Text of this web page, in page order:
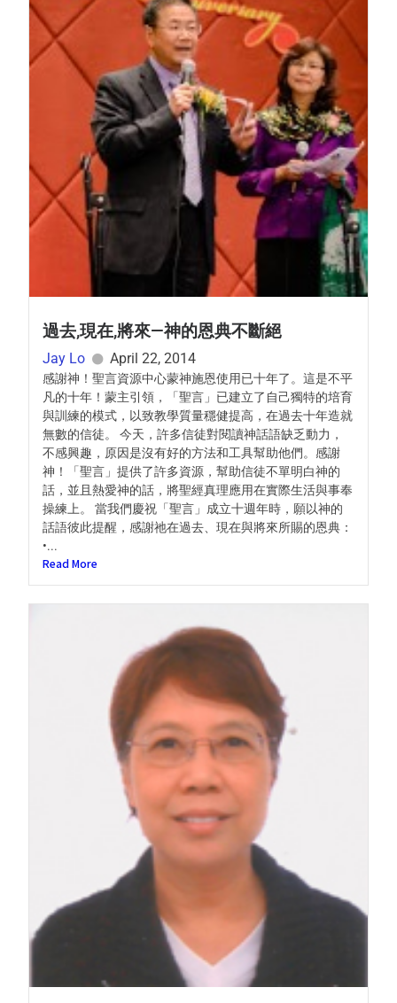
過去,現在,將來—神的恩典不斷絕
Jay Lo April 22, 2014
感謝神！聖言資源中心蒙神施恩使用已十年了。這是不平
凡的十年！蒙主引領，「聖言」已建立了自己獨特的培育
與訓練的模式，以致教學質量穩健提高，在過去十年造就
無數的信徒。 今天，許多信徒對閱讀神話語缺乏動力，
不感興趣，原因是沒有好的方法和工具幫助他們。感謝
神！「聖言」提供了許多資源，幫助信徒不單明白神的
話，並且熱愛神的話，將聖經真理應用在實際生活與事奉
操練上。 當我們慶祝「聖言」成立十週年時，願以神的
話語彼此提醒，感謝祂在過去、現在與將來所賜的恩典：
•...
Read More